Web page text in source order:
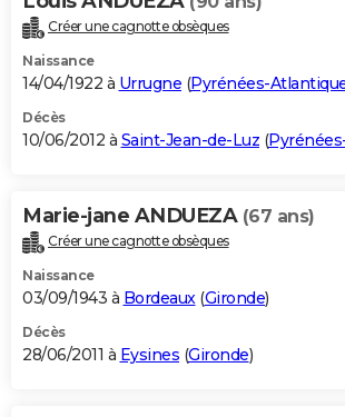
Créer une cagnotte obsèques
Naissance
14/04/1922 à Urrugne (Pyrénées-
Décès
10/06/2012 à Saint-Jean-de-Luz (
Marie-jane ANDUEZA (67 ans)
Créer une cagnotte obsèques
Naissance
03/09/1943 à Bordeaux(Gironde)
Décès
28/06/2011 à Eysines (Gironde)